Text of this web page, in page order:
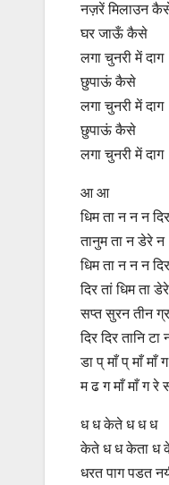
नज़रें मिलाउन
घर जाऊँ कैसे
लगा चुनरी में दाग
छुपाऊं कैसे
लगा चुनरी में दाग
छुपाऊं कैसे
लगा चुनरी में दाग
आ आ
धिम ता न न न
तानुम ता न डेरे न
धिम ता न न न दिर
दिर तां धिम ता
सप्त सुरन तीन
दिर दिर तानि
डा प् माँ प् माँ माँ ग
म ढ ग माँ माँ ग रे
ध ध केते ध ध ध
केते ध ध केता ध
धरत पाग पडत